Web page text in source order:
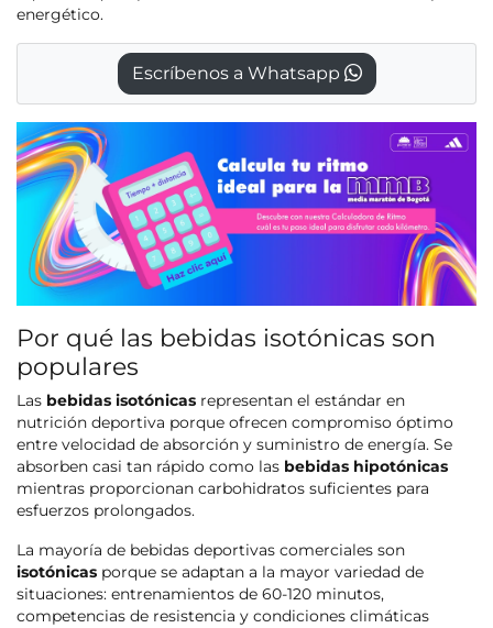
energético.
Escríbenos a Whatsapp
Por qué las bebidas isotónicas son
populares
Las bebidas isotónicas representan el estándar en
nutrición deportiva porque ofrecen compromiso óptimo
entre velocidad de absorción y suministro de energía. Se
absorben casi tan rápido como las bebidas hipotónicas
mientras proporcionan carbohidratos suficientes para
esfuerzos prolongados.
La mayoría de bebidas deportivas comerciales son
isotónicas porque se adaptan a la mayor variedad de
situaciones: entrenamientos de 60-120 minutos,
competencias de resistencia y condiciones climáticas